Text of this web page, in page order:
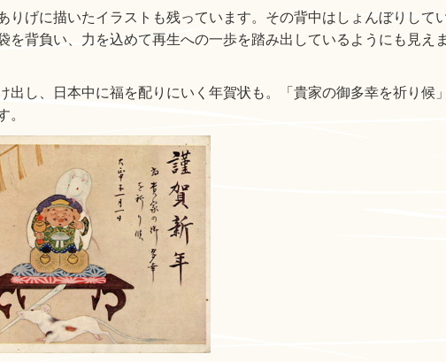
げに描いたイラストも残っています。その背中はしょんぼりして
背負い、力を込めて再生への一歩を踏み出しているようにも見え
し、日本中に福を配りにいく年賀状も。「貴家の御多幸を祈り候
。